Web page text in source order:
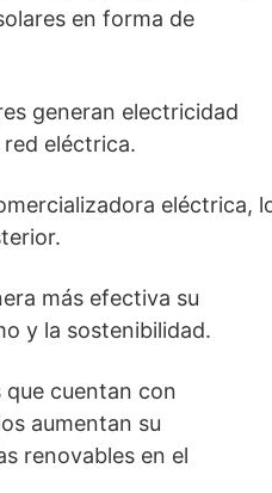
en forma de
generan electricidad
eléctrica.
eléctrica,
más efectiva su
y la sostenibilidad.
que cuentan con
aumentan su
renovables en el